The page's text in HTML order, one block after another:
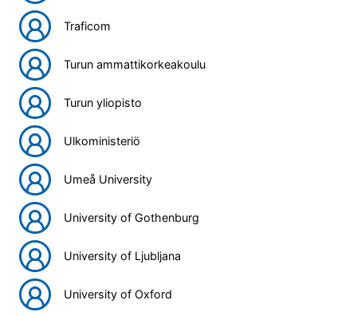
Traficom
Turun ammattikorkeakoulu
Turun yliopisto
Ulkoministeriö
Umeå University
University of Gothenburg
University of Ljubljana
University of Oxford